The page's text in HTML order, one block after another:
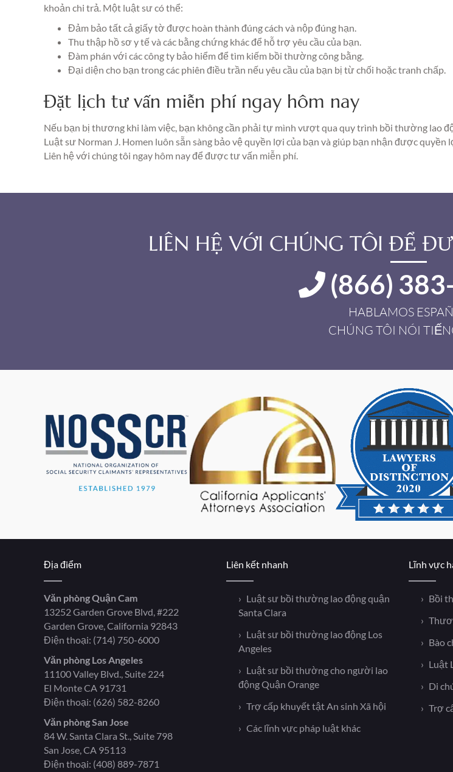
khoản chi trả. Một luật sư có thể:
Đảm bảo tất cả giấy tờ được hoàn thành đúng cách và nộp đúng hạn.
Thu thập hồ sơ y tế và các bằng chứng khác để hỗ trợ yêu cầu của bạn.
Đàm phán với các công ty bảo hiểm để tìm kiếm bồi thường công bằng.
Đại diện cho bạn trong các phiên điều trần nếu yêu cầu của bạn bị từ chối hoặc tranh chấp.
Đặt lịch tư vấn miễn phí ngay hôm nay
Nếu bạn bị thương khi làm việc, bạn không cần phải tự mình vượt qua quy trình bồi thường lao
Luật sư Norman J. Homen luôn sẵn sàng bảo vệ quyền lợi của bạn và giúp bạn nhận được quyền
Liên hệ với chúng tôi ngay hôm nay để được tư vấn miễn phí.
LIÊN HỆ VỚI CHÚNG TÔI ĐỂ
(866)
HABLAMOS
CHÚNG TÔI NÓI
Địa điểm
Văn phòng Quận Cam
13252 Garden Grove Blvd, #222
Garden Grove, California 92843
Điện thoại: (714) 750-6000
Văn phòng Los Angeles
11100 Valley Blvd., Suite 224
El Monte CA 91731
Điện thoại: (626) 582-8260
Văn phòng San Jose
84 W. Santa Clara St., Suite 798
San Jose, CA 95113
Điện thoại: (408) 889-7871
Liên kết nhanh
Luật sư bồi thường lao động quận
Santa Clara
Luật sư bồi thường lao động Los
Angeles
Luật sư bồi thường cho người lao
động Quận Orange
Trợ cấp khuyết tật An sinh Xã hội
Các lĩnh vực pháp luật khác
Lĩnh vực
Bồi
Bào
Luật
Di
Trợ